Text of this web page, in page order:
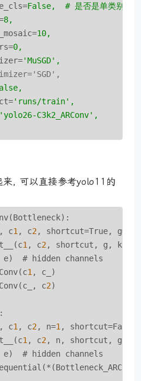
=False,  # 是否是单类别检测
8,
=10,
=0,
='MuSGD',
='runs/train',
'yolo26-C3k2_ARConv',
, 可以直接参考yolo11的
c1 , c2 , shortcut=True, g=
1 , c2 , shortcut, g, k, e)
# hidden channels
1 , c_)
c2)
c1 , c2 , n=1 ,
1 , c2 , n, shortcut, g,
# hidden channels